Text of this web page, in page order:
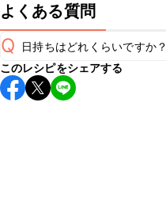
よくある質問
Q 日持ちはどれくらいですか？
こちらのレシピは出来たて
すすめします。
このレシピをシェアする